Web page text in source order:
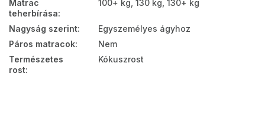
Matrac
teherbírása:
100+ kg, 130 kg, 130+ kg
Nagyság szerint:
Egyszemélyes ágyhoz
Páros matracok:
Nem
Természetes
rost:
Kókuszrost